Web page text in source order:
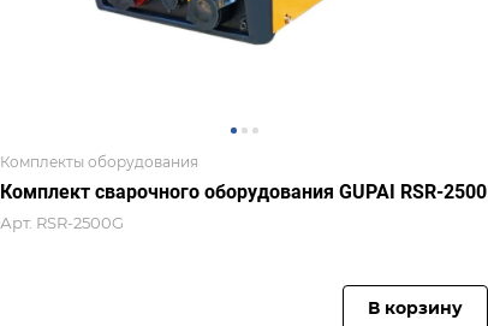
Комплекты оборудования
Комплект сварочного оборудования GUPAI RSR-2500
Арт. RSR-2500G
В корзину